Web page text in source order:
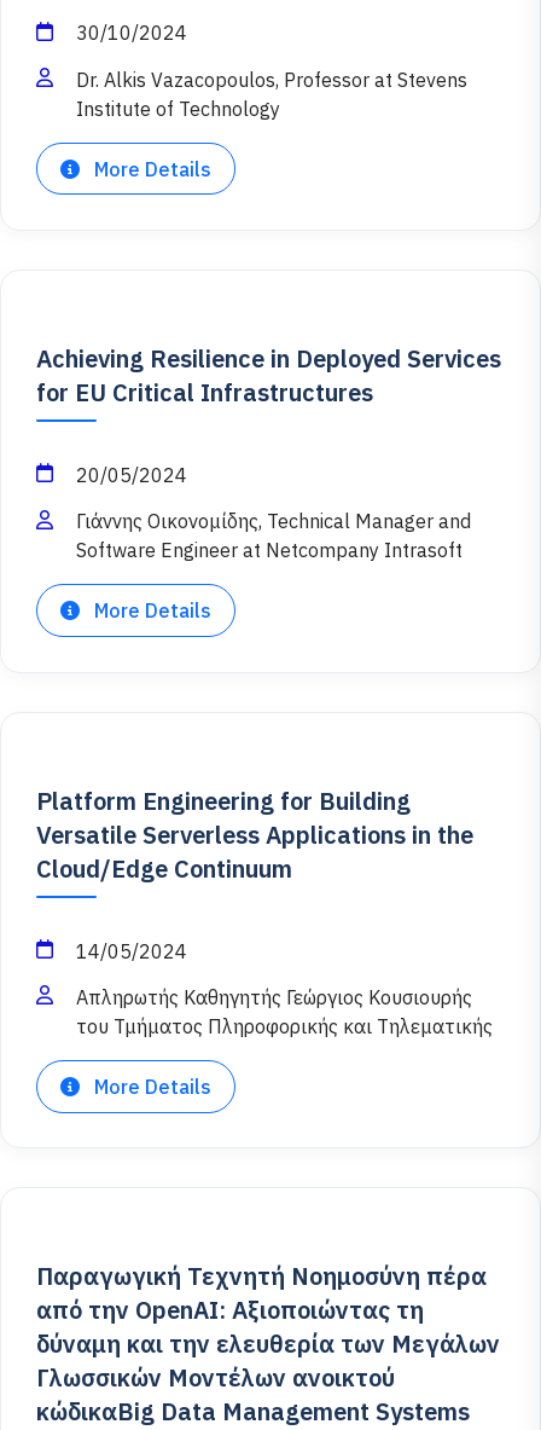
30/10/2024
Dr. Alkis Vazacopoulos, Professor at Stevens
Institute of Technology
More Details
Achieving Resilience in Deployed Services
for EU Critical Infrastructures
20/05/2024
Γιάννης Οικονομίδης, Technical Manager and
Software Engineer at Netcompany Intrasoft
More Details
Platform Engineering for Building
Versatile Serverless Applications in the
Cloud/Edge Continuum
14/05/2024
Απληρωτής Καθηγητής Γεώργιος Κουσιουρής
του Τμήματος Πληροφορικής και Τηλεματικής
More Details
Παραγωγική Τεχνητή Νοημοσύνη πέρα
από την OpenAI: Αξιοποιώντας τη
δύναμη και την ελευθερία των Μεγάλων
Γλωσσικών Μοντέλων ανοικτού
κώδικαBig Data Management Systems